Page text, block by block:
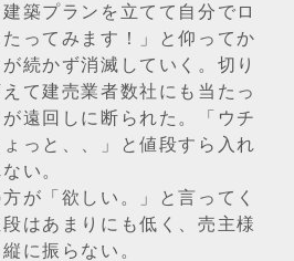
築プランを立てて自分でロ
ってみます！」と仰ってか
続かず消滅していく。切り
て建売業者数社にも当たっ
遠回しに断られた。「ウチ
っと、、」と値段すら入れ
い。
が「欲しい。」と言ってく
はあまりにも低く、売主様
に振らない。